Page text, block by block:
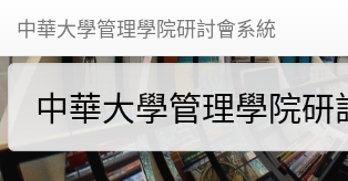
中華大學管理學院研討會系統
中華大學管理學院研